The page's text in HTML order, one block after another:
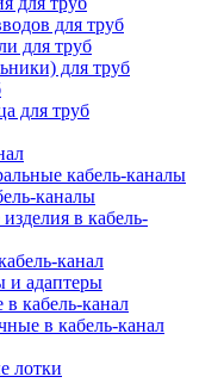
для труб
для труб
для труб
для труб
кабель-каналы
каналы
в кабель-
канал
и адаптеры
в кабель-канал
в кабель-канал
лотки